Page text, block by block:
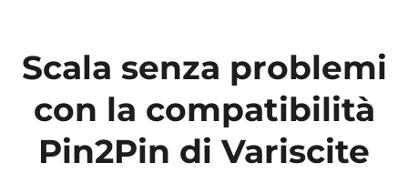
Scala senza problemi
con la compatibilità
Pin2Pin di Variscite